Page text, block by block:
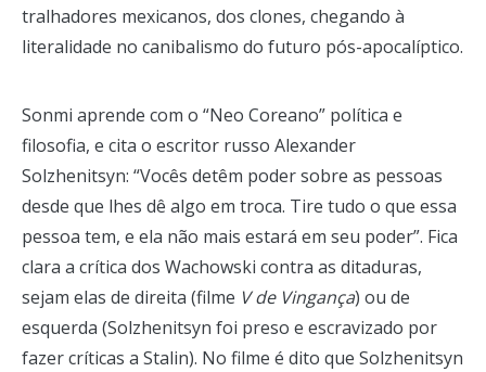
tralhadores mexicanos, dos clones, chegando à
literalidade no canibalismo do futuro pós-apocalíptico.
Sonmi aprende com o “Neo Coreano” política e
filosofia, e cita o escritor russo Alexander
Solzhenitsyn: “Vocês detêm poder sobre as pessoas
desde que lhes dê algo em troca. Tire tudo o que essa
pessoa tem, e ela não mais estará em seu poder”. Fica
clara a crítica dos Wachowski contra as ditaduras,
sejam elas de direita (filme V de Vingança) ou de
esquerda (Solzhenitsyn foi preso e escravizado por
fazer críticas a Stalin). No filme é dito que Solzhenitsyn